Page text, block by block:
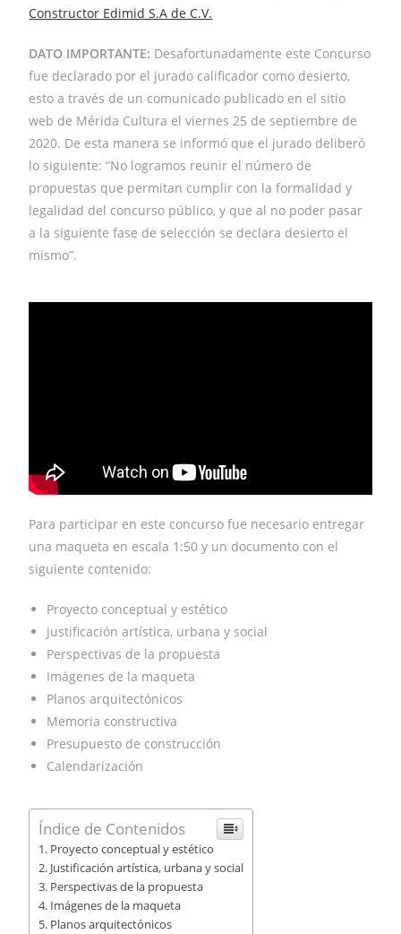
Constructor Edimid S.A de C.V.
DATO IMPORTANTE: Desafortunadamente este Concurso
fue declarado por el jurado calificador como desierto,
esto a través de un comunicado publicado en el sitio
web de Mérida Cultura el viernes 25 de septiembre de
2020. De esta manera se informó que el jurado deliberó
lo siguiente: “No logramos reunir el número de
propuestas que permitan cumplir con la formalidad y
legalidad del concurso público, y que al no poder pasar
a la siguiente fase de selección se declara desierto el
mismo”.
Para participar en este concurso fue necesario entregar
una maqueta en escala 1:50 y un documento con el
siguiente contenido:
Proyecto conceptual y estético
Justificación artística, urbana y social
Perspectivas de la propuesta
Imágenes de la maqueta
Planos arquitectónicos
Memoria constructiva
Presupuesto de construcción
Calendarización
Índice de Contenidos
Proyecto conceptual y estético
Justificación artística, urbana y social
Perspectivas de la propuesta
Imágenes de la maqueta
Planos arquitectónicos